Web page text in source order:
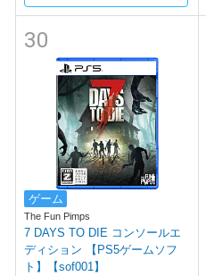
30
ゲーム
The Fun Pimps
7 DAYS TO DIE コンソールエ
ディション 【PS5ゲームソフ
ト】【sof001】